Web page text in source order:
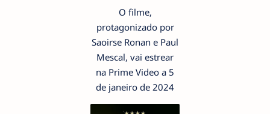
O filme,
protagonizado por
Saoirse Ronan e Paul
Mescal, vai estrear
na Prime Video a 5
de janeiro de 2024